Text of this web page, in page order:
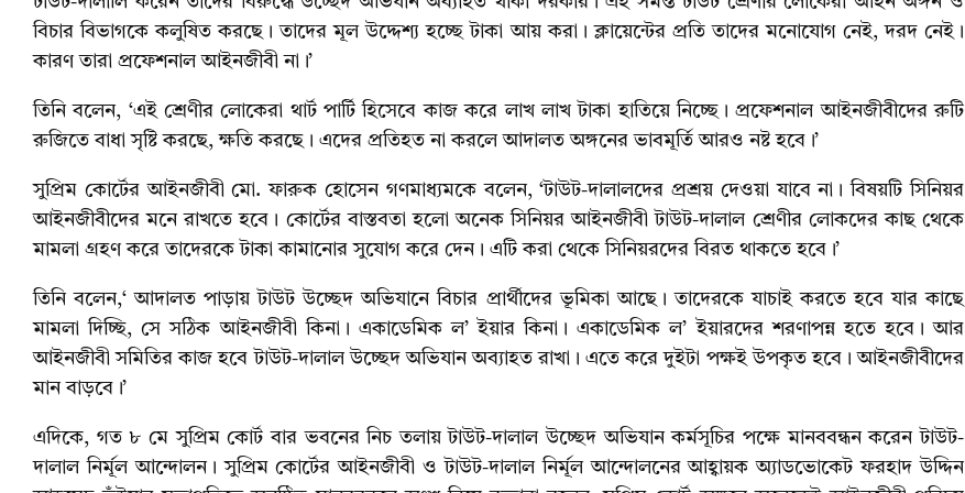
বিচার বিভাগকে কলুষিত করছে। তাদের মূল উদ্দেশ্য হচ্ছে টাকা আয় করা। ক্লায়েন্টের প্রতি তাদের মনোযোগ নেই, দরদ নেই।
কারণ তারা প্রফেশনাল আইনজীবী না।’
তিনি বলেন, ‘এই শ্রেণীর লোকেরা থার্ট পার্টি হিসেবে কাজ করে লাখ লাখ টাকা হাতিয়ে নিচ্ছে। প্রফেশনাল আইনজীবীদের রুটি
রুজিতে বাধা সৃষ্টি করছে, ক্ষতি করছে। এদের প্রতিহত না করলে আদালত অঙ্গনের ভাবমূর্তি আরও নষ্ট হবে।’
সুপ্রিম কোর্টের আইনজীবী মো. ফারুক হোসেন গণমাধ্যমকে বলেন, ‘টাউট-দালালদের প্রশ্রয় দেওয়া যাবে না। বিষয়টি সিনিয়র
আইনজীবীদের মনে রাখতে হবে। কোর্টের বাস্তবতা হলো অনেক সিনিয়র আইনজীবী টাউট-দালাল শ্রেণীর লোকদের কাছ থেকে
মামলা গ্রহণ করে তাদেরকে টাকা কামানোর সুযোগ করে দেন। এটি করা থেকে সিনিয়রদের বিরত থাকতে হবে।’
তিনি বলেন,‘ আদালত পাড়ায় টাউট উচ্ছেদ অভিযানে বিচার প্রার্থীদের ভূমিকা আছে। তাদেরকে যাচাই করতে হবে যার কাছে
মামলা দিচ্ছি, সে সঠিক আইনজীবী কিনা। একাডেমিক ল’ ইয়ার কিনা। একাডেমিক ল’ ইয়ারদের শরণাপন্ন হতে হবে। আর
আইনজীবী সমিতির কাজ হবে টাউট-দালাল উচ্ছেদ অভিযান অব্যাহত রাখা। এতে করে দুইটা পক্ষই উপকৃত হবে। আইনজীবীদের
মান বাড়বে।’
এদিকে, গত ৮ মে সুপ্রিম কোর্ট বার ভবনের নিচ তলায় টাউট-দালাল উচ্ছেদ অভিযান কর্মসূচির পক্ষে মানববন্ধন করেন টাউট-
দালাল নির্মূল আন্দোলন। সুপ্রিম কোর্টের আইনজীবী ও টাউট-দালাল নির্মূল আন্দোলনের আহ্বায়ক অ্যাডভোকেট ফরহাদ উদ্দিন